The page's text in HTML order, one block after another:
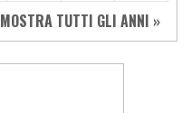
MOSTRA TUTTI GLI ANNI »